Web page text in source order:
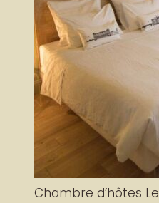
Chambre d’hôtes